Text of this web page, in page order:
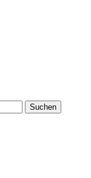
Suchen